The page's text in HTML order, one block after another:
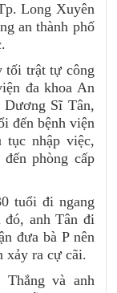
Long Xuyên
an thành phố
tối trật tự công
đa khoa An
Dương Sĩ Tân,
đến bệnh viện
tục nhập việc,
phòng cấp
tuổi đi ngang
anh Tân đi
đưa bà P nên
xảy ra cự cãi.
và anh